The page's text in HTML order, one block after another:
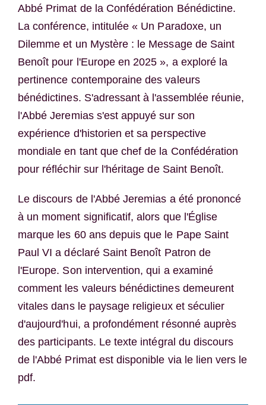
Abbé Primat de la Confédération Bénédictine.
La conférence, intitulée « Un Paradoxe, un
Dilemme et un Mystère : le Message de Saint
Benoît pour l'Europe en 2025 », a exploré la
pertinence contemporaine des valeurs
bénédictines. S'adressant à l'assemblée réunie,
l'Abbé Jeremias s'est appuyé sur son
expérience d'historien et sa perspective
mondiale en tant que chef de la Confédération
pour réfléchir sur l'héritage de Saint Benoît.
Le discours de l'Abbé Jeremias a été prononcé
à un moment significatif, alors que l'Église
marque les 60 ans depuis que le Pape Saint
Paul VI a déclaré Saint Benoît Patron de
l'Europe. Son intervention, qui a examiné
comment les valeurs bénédictines demeurent
vitales dans le paysage religieux et séculier
d'aujourd'hui, a profondément résonné auprès
des participants. Le texte intégral du discours
de l'Abbé Primat est disponible via le lien vers le
pdf.